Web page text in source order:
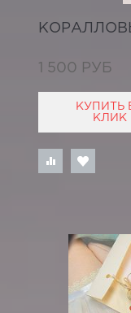
1 500 РУБ
КУПИТЬ
КЛИК